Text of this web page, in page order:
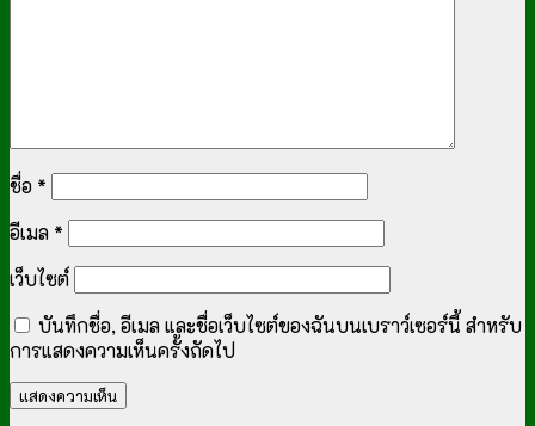
ชื่อ *
อีเมล *
เว็บไซต์
บันทึกชื่อ, อีเมล และชื่อเว็บไซต์ของฉันบนเบราว์เซอร์นี้ สำหรับ
การแสดงความเห็นครั้งถัดไป